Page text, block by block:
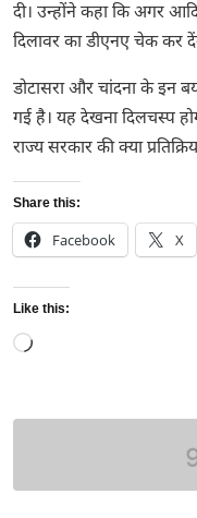
दी। उन्होंने कहा कि अगर
दिलावर का डीएनए चेक कर
डोटासरा और चांदना के इन
गई है। यह देखना दिलचस्प
राज्य सरकार की क्या
Share this:
Facebook X
Like this:
Loading…